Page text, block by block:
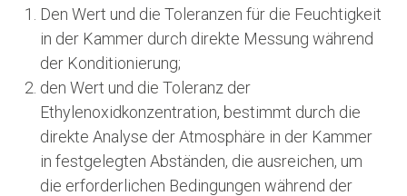
Den Wert und die Toleranzen für die Feuchtigkeit
in der Kammer durch direkte Messung während
der Konditionierung;
den Wert und die Toleranz der
Ethylenoxidkonzentration, bestimmt durch die
direkte Analyse der Atmosphäre in der Kammer
in festgelegten Abständen, die ausreichen, um
die erforderlichen Bedingungen während der